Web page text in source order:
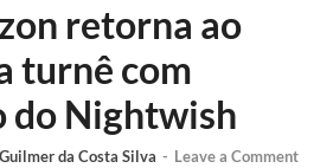
retorna ao
turnê com
Nightwish
Guilmer da Costa Silva - Leave a Comment